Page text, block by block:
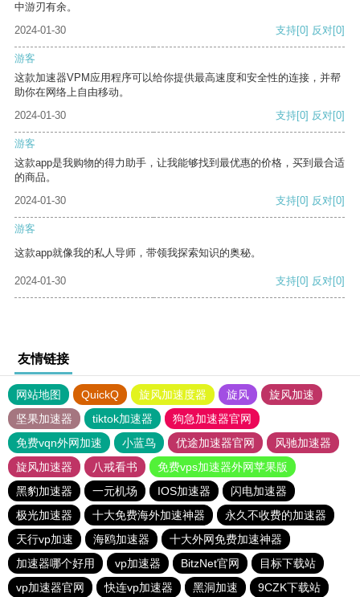
中游刃有余。
2024-01-30
支持[0] 反对[0]
游客
这款加速器VPM应用程序可以给你提供最高速度和安全性的连接，并帮
助你在网络上自由移动。
2024-01-30
支持[0] 反对[0]
游客
这款app是我购物的得力助手，让我能够找到最优惠的价格，买到最合适
的商品。
2024-01-30
支持[0] 反对[0]
游客
这款app就像我的私人导师，带领我探索知识的奥秘。
2024-01-30 支持[0] 反对[0]
友情链接
网站地图 QuickQ 旋风加速度器 旋风
旋风加速
坚果加速器
tiktok加速器
狗急加速器官网
免费vqn外网加速
小蓝鸟 优途加速器官网
风驰加速器
旋风加速器
八戒看书
免费vps加速器外网苹果版
黑豹加速器
一元机场 IOS加速器
闪电加速器
极光加速器
十大免费海外加速神器
永久不收费的加速器
天行vp加速
海鸥加速器
十大外网免费加速神器
加速器哪个好用
vp加速器 BitzNet官网
目标下载站
vp加速器官网
快连vp加速器 黑洞加速 9CZK下载站